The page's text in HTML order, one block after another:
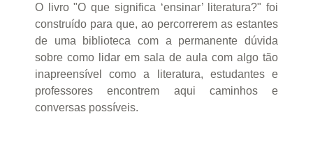
O livro "O que significa ‘ensinar’ literatura?" foi
construído para que, ao percorrerem as estantes
de uma biblioteca com a permanente dúvida
sobre como lidar em sala de aula com algo tão
inapreensível como a literatura, estudantes e
professores encontrem aqui caminhos e
conversas possíveis.